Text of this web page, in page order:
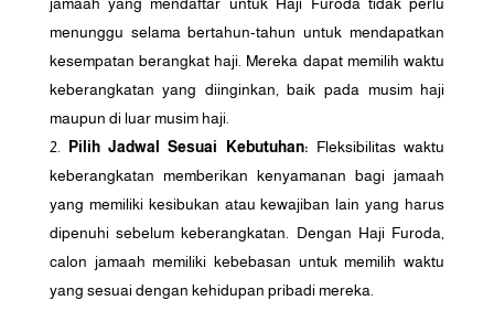
menunggu selama bertahun-tahun untuk mendapatkan
kesempatan berangkat haji. Mereka dapat memilih waktu
keberangkatan yang diinginkan, baik pada musim haji
maupun di luar musim haji.
Pilih Jadwal Sesuai Kebutuhan: Fleksibilitas waktu
keberangkatan memberikan kenyamanan bagi jamaah
yang memiliki kesibukan atau kewajiban lain yang harus
dipenuhi sebelum keberangkatan. Dengan Haji Furoda,
calon jamaah memiliki kebebasan untuk memilih waktu
yang sesuai dengan kehidupan pribadi mereka.